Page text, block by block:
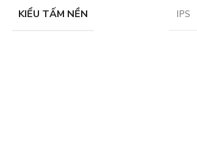
KIỂU TẤM NỀN IPS